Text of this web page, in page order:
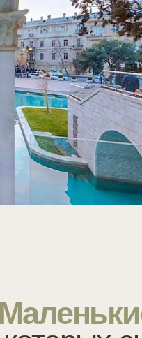
Проживание